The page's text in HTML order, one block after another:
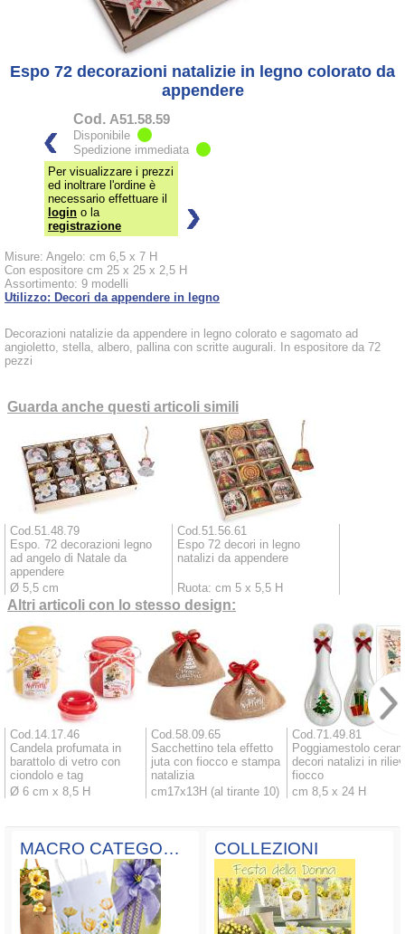
Espo 72 decorazioni natalizie in legno colorato da
appendere
Cod. A51.58.59
Disponibile
Spedizione immediata
Per visualizzare i prezzi
ed inoltrare l'ordine è
necessario effettuare il
login o la
registrazione
Misure: Angelo: cm 6,5 x 7 H
Con espositore cm 25 x 25 x 2,5 H
Assortimento: 9 modelli
Utilizzo: Decori da appendere in legno
Decorazioni natalizie da appendere in legno colorato e sagomato ad
angioletto, stella, albero, pallina con scritte augurali. In espositore da 72
pezzi
Guarda anche questi articoli simili
Cod.51.48.79
Espo. 72 decorazioni legno
ad angelo di Natale da
appendere
Ø 5,5 cm
Cod.51.56.61
Espo 72 decori in legno
natalizi da appendere
Ruota: cm 5 x 5,5 H
Altri articoli con lo stesso design:
Cod.14.17.46
Candela profumata in
barattolo di vetro con
ciondolo e tag
Ø 6 cm x 8,5 H
Cod.58.09.65
Sacchettino tela effetto
juta con fiocco e stampa
natalizia
cm17x13H (al tirante 10)
Cod.71.49.81
Poggiamestolo
decori natalizi in
fiocco
cm 8,5 x 24 H
MACRO CATEGORIE COLLEZIONI